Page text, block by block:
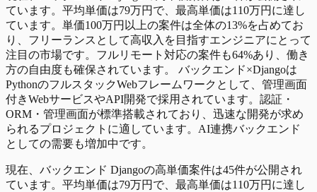
ています。平均単価は79万円で、最高単価は110万円に達し
ています。単価100万円以上の案件は全体の13%を占めてお
り、フリーランスとして高収入を目指すエンジニアにとって
注目の市場です。フルリモート対応の案件も64%あり、働き
方の自由度も確保されています。 バックエンド×Djangoは
PythonのフルスタックWebフレームワークとして、管理画面
付きWebサービスやAPI開発で採用されています。認証・
ORM・管理画面が標準搭載されており、迅速な開発が求め
られるプロジェクトに適しています。AI連携バックエンド
としての需要も増加中です。
現在、バックエンド Djangoの高単価案件は45件が公開され
ています。平均単価は79万円で、最高単価は110万円に達し